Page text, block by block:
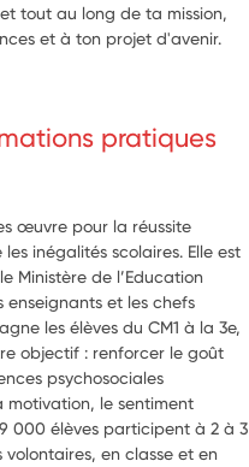
tout au long de ta mission,
et à ton projet d'avenir.
pratiques
œuvre pour la réussite
inégalités scolaires. Elle est
Ministère de l’Education
enseignants et les chefs
les élèves du CM1 à la 3e,
objectif : renforcer le goût
psychosociales
motivation, le sentiment
000 élèves participent à 2 à 3
volontaires, en classe et en